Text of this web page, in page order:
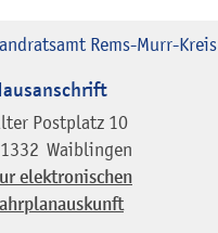
Rems-Murr-Kreis
Postplatz 10
Waiblingen
elektronischen